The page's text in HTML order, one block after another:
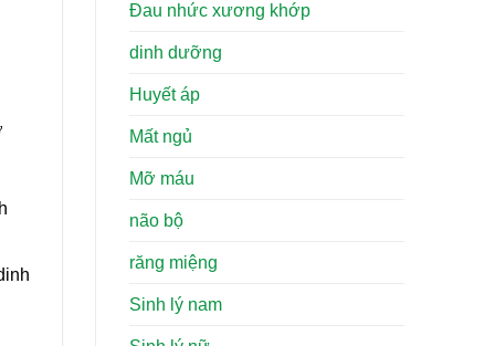
Đau nhức xương khớp
dinh dưỡng
Huyết áp
Mất ngủ
Mỡ máu
não bộ
răng miệng
Sinh lý nam